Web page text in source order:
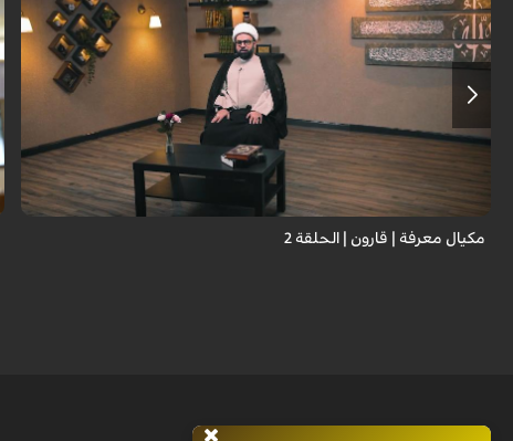
مكيال معرفة | قارون | الحلقة 2